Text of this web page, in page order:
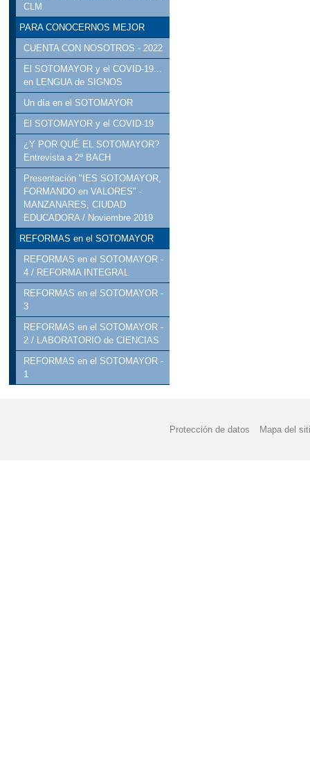
CLM
PARA CONOCERNOS MEJOR
CUENTA CON NOSOTROS - 2022
El SOTOMAYOR y el COVID-19...
en LENGUA de SIGNOS
Un día en el SOTOMAYOR
El SOTOMAYOR y el COVID-19
¿Y POR QUÉ EL SOTOMAYOR?
Entrevista a 2º BACH
Presentación "IES SOTOMAYOR,
FORMANDO en VALORES" -
MANZANARES, CIUDAD
EDUCADORA / Noviembre 2019
REFORMAS en el SOTOMAYOR
REFORMAS en el SOTOMAYOR -
4 / REFORMA INTEGRAL
REFORMAS en el SOTOMAYOR -
3
REFORMAS en el SOTOMAYOR -
2 / LABORATORIO de CIENCIAS
REFORMAS en el SOTOMAYOR -
1
Protección de datos Mapa del